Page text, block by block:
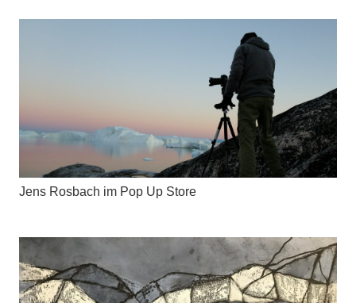
Jens Rosbach im Pop Up Store